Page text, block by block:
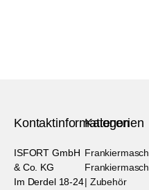
Kontaktinformationen
ISFORT GmbH
& Co. KG
Im Derdel 18-24
Kategorien
| Zubehör